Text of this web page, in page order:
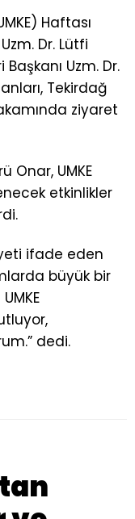
Haftası
Dr. Lütfi
Uzm. Dr.
Tekirdağ
ziyaret
Onar, UMKE
etkinlikler
ifade eden
büyük bir
dedi.